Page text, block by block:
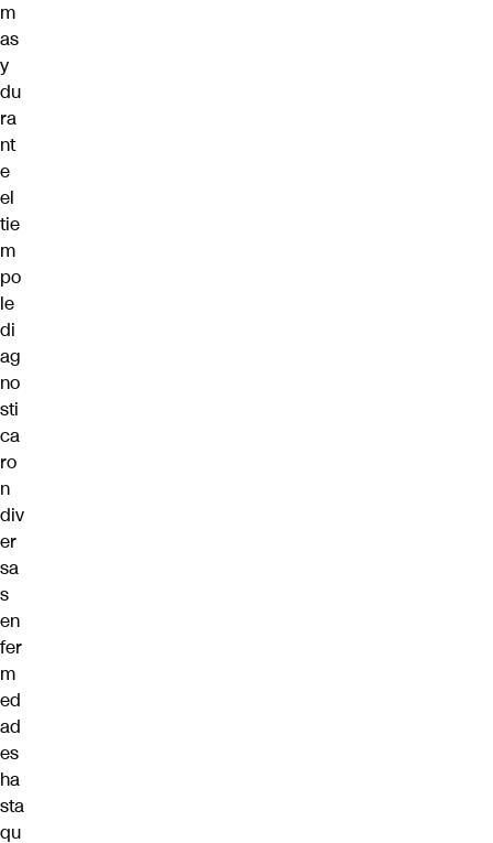
m
as
y
du
ra
nt
e
el
tie
m
po
le
di
ag
no
sti
ca
ro
n
div
er
sa
s
en
fer
m
ed
ad
es
ha
sta
qu